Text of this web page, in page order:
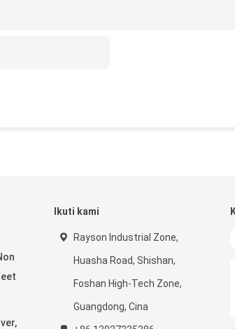
Ikuti kami
Rayson Industrial Zone,
Huasha Road, Shishan,
Foshan High-Tech Zone,
Guangdong, Cina